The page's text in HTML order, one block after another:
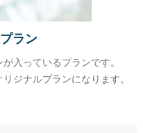
ラン
入っているプランです。
ジナルプランになります。